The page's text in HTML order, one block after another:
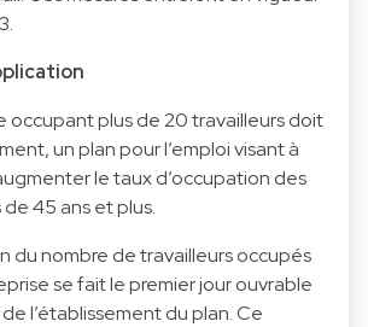
occupant plus de 20 travailleurs doit
un plan pour l’emploi visant à
le taux d’occupation des
45 ans et plus.
du nombre de travailleurs occupés
se fait le premier jour ouvrable
l’établissement du plan. Ce